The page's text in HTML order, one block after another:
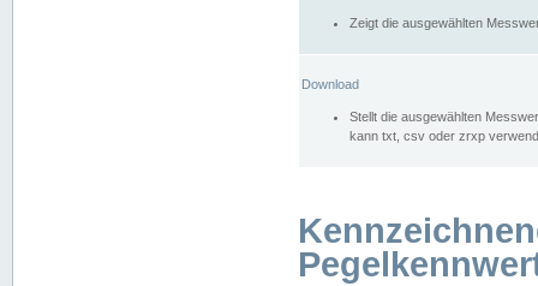
Zeigt die ausgewählten
Download
Stellt die ausgewählten
kann txt, csv oder zrxp